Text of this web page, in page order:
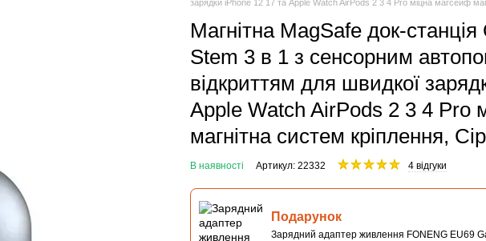
зарядки iPhone 12 17 та Apple Watch AirPods 2 3 4 Pro міцна магсейф
Магнітна MagSafe док-
Stem 3 в 1 з сенсорним
відкриттям для швидкої
Apple Watch AirPods 2 3 4 Pro
магнітна систем кріплення,
В наявності Артикул: 22332 4 відгуки
Подарунок
Зарядний адаптер живлення FONENG EU69